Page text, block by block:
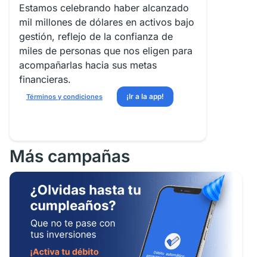
Estamos celebrando haber alcanzado
mil millones de dólares en activos bajo
gestión, reflejo de la confianza de
miles de personas que nos eligen para
acompañarlas hacia sus metas
financieras.
Términos y condiciones ¡Ir a la app!
Más campañas